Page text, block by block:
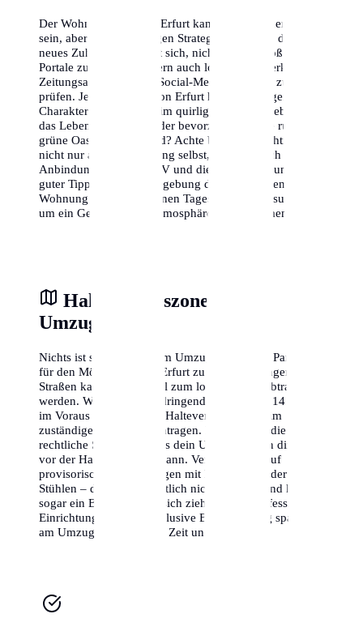
Der Wohnungsmarkt in Erfurt kann herausfordernd
sein, aber mit der richtigen Strategie findest du dein
neues Zuhause. Es lohnt sich, nicht nur die großen
Portale zu nutzen, sondern auch lokale Netzwerke,
Zeitungsannoncen und Social-Media-Gruppen zu
prüfen. Jeder Stadtteil von Erfurt hat seinen eigenen
Charakter. Möchtest du im quirligen Zentrum leben, wo
das Leben nie schläft, oder bevorzugst du eine ruhige,
grüne Oase am Stadtrand? Achte bei der Besichtigung
nicht nur auf die Wohnung selbst, sondern auch auf die
Anbindung an den ÖPNV und die Nahversorgung. Ein
guter Tipp ist es, die Umgebung der potenziellen neuen
Wohnung zu verschiedenen Tageszeiten zu besuchen,
um ein Gefühl für die Atmosphäre zu bekommen.
Halteverbotszone am
Umzugstag
Nichts ist stressiger als am Umzugstag keinen Parkplatz
für den Möbelwagen in Erfurt zu finden. In engen
Straßen kann dies schnell zum logistischen Albtraum
werden. Wir empfehlen dringend, mindestens 14 Tage
im Voraus eine offizielle Halteverbotszone beim
zuständigen Amt zu beantragen. Dies gibt dir die
rechtliche Sicherheit, dass dein Umzugswagen direkt
vor der Haustür parken kann. Vertraue nicht auf
provisorische Absperrungen mit Flatterband oder
Stühlen – diese sind rechtlich nicht bindend und können
sogar ein Bußgeld nach sich ziehen. Eine professionelle
Einrichtung der Zone inklusive Beschilderung spart dir
am Umzugstag wertvolle Zeit und Nerven.